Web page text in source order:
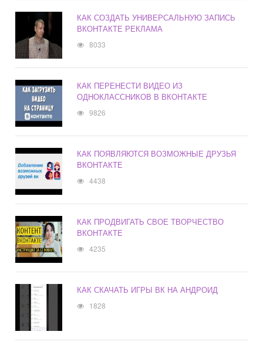
КАК СОЗДАТЬ УНИВЕРСАЛЬНУЮ ЗАПИСЬ
ВКОНТАКТЕ РЕКЛАМА
8033
КАК ПЕРЕНЕСТИ ВИДЕО ИЗ
ОДНОКЛАССНИКОВ В ВКОНТАКТЕ
9826
КАК ПОЯВЛЯЮТСЯ ВОЗМОЖНЫЕ ДРУЗЬЯ
ВКОНТАКТЕ
4438
КАК ПРОДВИГАТЬ СВОЕ ТВОРЧЕСТВО
ВКОНТАКТЕ
4235
КАК СКАЧАТЬ ИГРЫ ВК НА АНДРОИД
1828